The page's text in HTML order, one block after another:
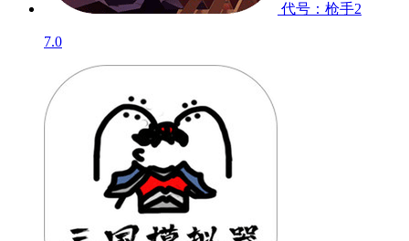
代号：枪手2
7.0